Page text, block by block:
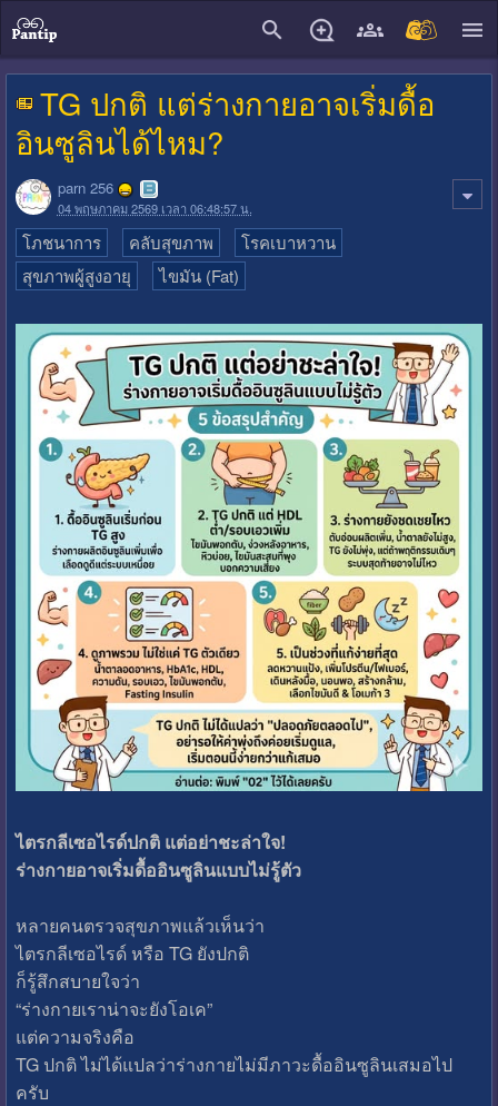
TG ปกติ แต่ร่างกายอาจเริ่มดื้อ
อินซูลินได้ไหม?
parn 256
04 พฤษภาคม 2569 เวลา 06:48:57 น.
โภชนาการ คลับสุขภาพ
โรคเบาหวาน
สุขภาพผู้สูงอายุ
ไขมัน (Fat)
ไตรกลีเซอไรด์ปกติ แต่อย่าชะล่าใจ!
ร่างกายอาจเริ่มดื้ออินซูลินแบบไม่รู้ตัว
หลายคนตรวจสุขภาพแล้วเห็นว่า
ไตรกลีเซอไรด์ หรือ TG ยังปกติ
ก็รู้สึกสบายใจว่า
“ร่างกายเราน่าจะยังโอเค”
แต่ความจริงคือ
TG ปกติ ไม่ได้แปลว่าร่างกายไม่มีภาวะดื้ออินซูลินเสมอไป
ครับ
close